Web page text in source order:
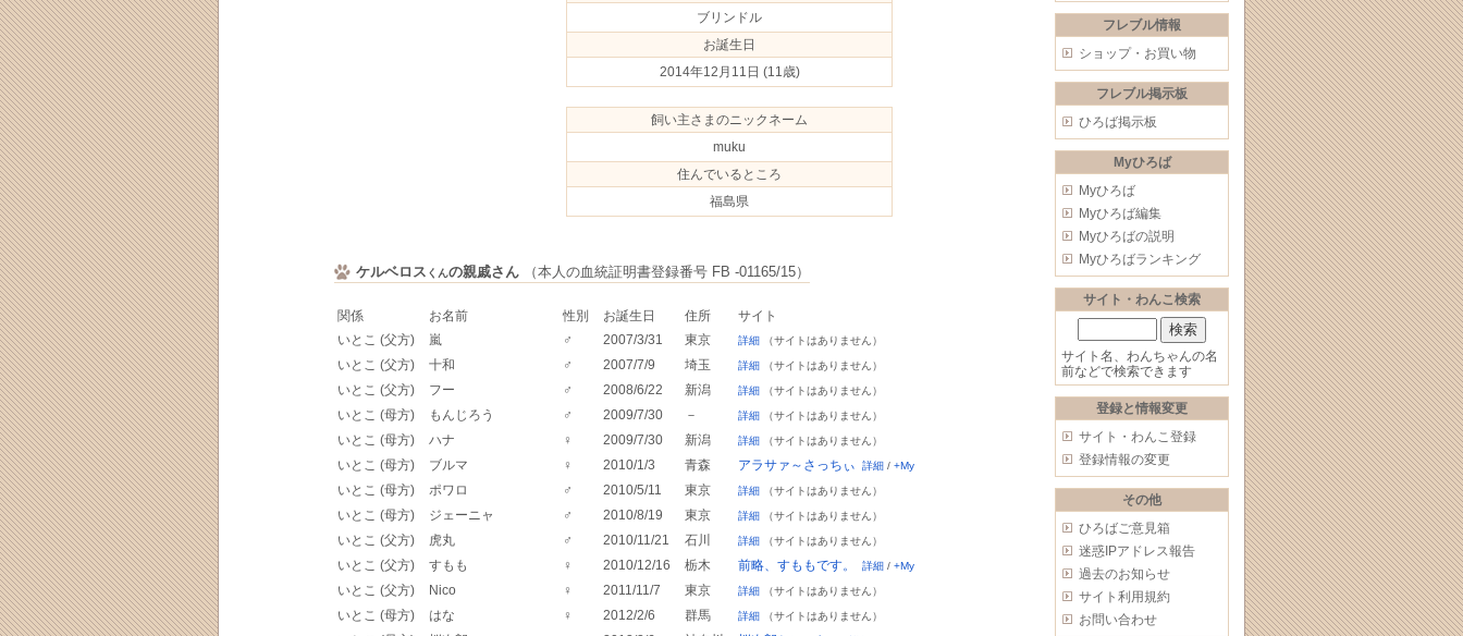
フレブル情報
ショップ・お買い物
フレブル掲示板
ひろば掲示板
Myひろば
Myひろば
Myひろば編集
Myひろばの説明
Myひろばランキング
サイト・わんこ検索
サイト名、わんちゃんの名
前などで検索できます
登録と情報変更
サイト・わんこ登録
登録情報の変更
その他
ひろばご意見箱
迷惑IPアドレス報告
過去のお知らせ
サイト利用規約
お問い合わせ
ブリンドル
お誕生日
2014年12月11日 (11歳)
飼い主さまのニックネーム
muku
住んでいるところ
福島県
ケルベロス くんの親戚さん（本人の血統証明書登録番号 FB -01165/15）
関係 お名前 性別 お誕生日 住所
サイト
いとこ (父方)
嵐 ♂ 2007/3/31 東京 詳細（サイトはありません）
いとこ (父方) 十和 ♂ 2007/7/9 埼玉 詳細（サイトはありません）
いとこ (父方) フー ♂ 2008/6/22 新潟 詳細（サイトはありません）
いとこ (母方) もんじろう ♂ 2009/7/30 － 詳細（サイトはありません）
いとこ (母方) ハナ ♀ 2009/7/30 新潟 詳細（サイトはありません）
いとこ (母方) ブルマ ♀ 2010/1/3 青森 アラサァ～さっちぃ 詳細/ +My
いとこ (母方) ポワロ ♂ 2010/5/11 東京 詳細（サイトはありません）
いとこ (母方) ジェーニャ ♂ 2010/8/19 東京 詳細（サイトはありません）
いとこ (父方) 虎丸 ♂ 2010/11/21 石川 詳細（サイトはありません）
いとこ (父方) すもも ♀ 2010/12/16 栃木 前略、すももです。 詳細/ +My
いとこ (父方) Nico ♀ 2011/11/7 東京 詳細（サイトはありません）
いとこ (母方) はな ♀ 2012/2/6 群馬 詳細（サイトはありません）